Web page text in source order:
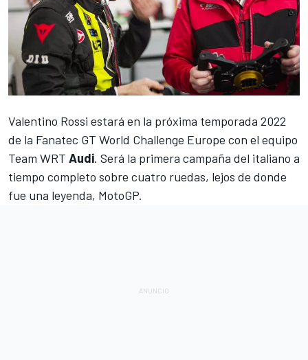
Valentino Rossi estará en la próxima temporada 2022
de la Fanatec GT World Challenge Europe con el equipo
Team WRT Audi. Será la primera campaña del italiano a
tiempo completo sobre cuatro ruedas, lejos de donde
fue una leyenda, MotoGP.